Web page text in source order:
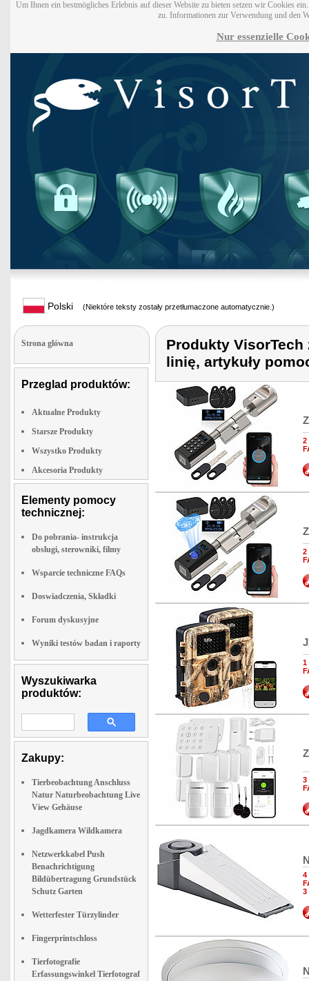
Um Ihnen ein bestmögliches Erlebnis auf dieser Website zu bieten setzen wir Cookies
zu. Informationen zur Verwendung und den
Nur essenzielle
Polski (Niektóre teksty zostały przetłumaczone automatycznie.)
Strona glówna
Przeglad produktów:
Aktualne Produkty
Starsze Produkty
Wszystko Produkty
Akcesoria Produkty
Elementy pomocy
technicznej:
Do pobrania- instrukcja
obslugi, sterowniki, filmy
Wsparcie techniczne FAQs
Doswiadczenia, Składki
Forum dyskusyjne
Wyniki testów badan i raporty
Wyszukiwarka
produktów:
Zakupy:
Tierbeobachtung Anschluss
Natur Naturbeobachtung Live
View Gehäuse
Jagdkamera Wildkamera
Netzwerkkabel Push
Benachrichtigung
Bildübertragung Grundstück
Schutz Garten
Wetterfester Türzylinder
Fingerprintschloss
Tierfotografie
Erfassungswinkel Tierfotograf
Produkty
linię, artykuły
2
2
1
3
4
3